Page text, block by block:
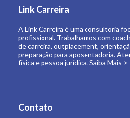
Contato
contato@linkcarreira.com.br